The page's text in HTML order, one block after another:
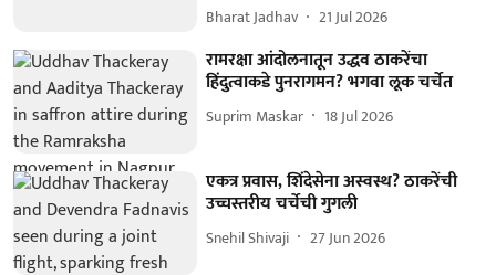
Bharat Jadhav 21 Jul 2026
रामरक्षा आंदोलनातून उद्धव ठाकरेंचा
हिंदुत्वाकडे पुनरागमन? भगवा लूक चर्चेत
Suprim Maskar 18 Jul 2026
एकत्र प्रवास, शिंदेसेना अस्वस्थ? ठाकरेंची
उच्चस्तरीय चर्चेची गुगली
Snehil Shivaji 27 Jun 2026